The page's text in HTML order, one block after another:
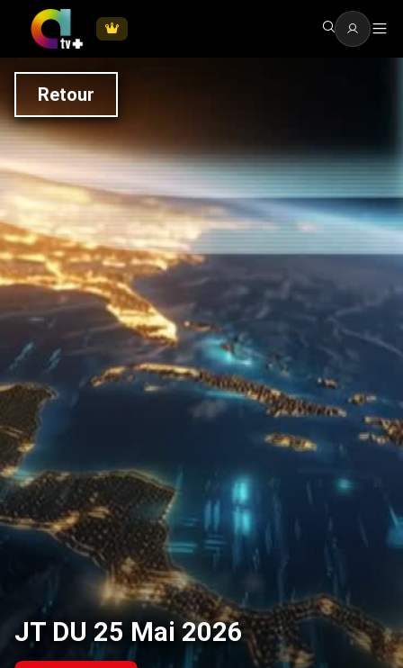
Retour
JT DU 25 Mai 2026